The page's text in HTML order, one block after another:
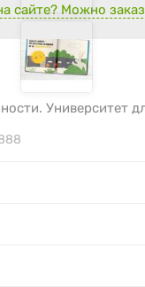
сайте? Можно
Университет